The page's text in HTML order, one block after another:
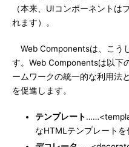
（本来、UIコンポーネントは
れます）。
Web Componentsは、こう
す。Web Componentsは以下
ームワークの統一的な利用法
を促進します。
テンプレート
なHTMLテンプレートを